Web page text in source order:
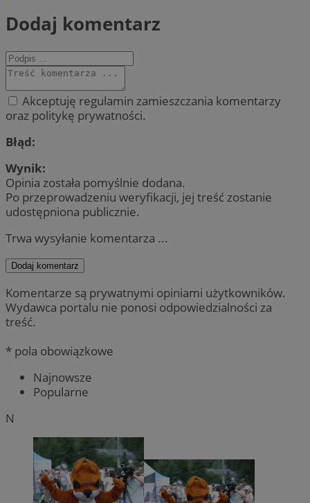
Dodaj komentarz
Akceptuję regulamin zamieszczania komentarzy
oraz politykę prywatności.
Błąd:
Wynik:
Opinia została pomyślnie dodana.
Po przeprowadzeniu weryfikacji, jej treść zostanie
udostępniona publicznie.
Trwa wysyłanie komentarza ...
Dodaj komentarz
Komentarze są prywatnymi opiniami użytkowników.
Wydawca portalu nie ponosi odpowiedzialności za
treść.
* pola obowiązkowe
Najnowsze
Popularne
N